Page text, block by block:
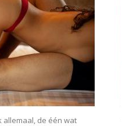
de één wat